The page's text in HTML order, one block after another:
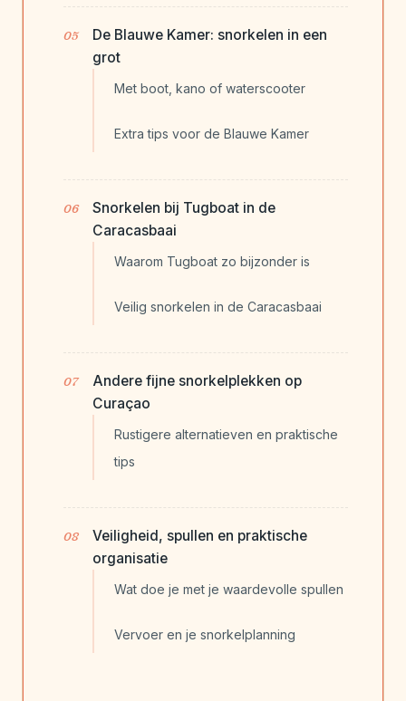
De Blauwe Kamer: snorkelen in een
grot
Met boot, kano of waterscooter
Extra tips voor de Blauwe Kamer
Snorkelen bij Tugboat in de
Caracasbaai
Waarom Tugboat zo bijzonder is
Veilig snorkelen in de Caracasbaai
Andere fijne snorkelplekken op
Curaçao
Rustigere alternatieven en praktische
tips
Veiligheid, spullen en praktische
organisatie
Wat doe je met je waardevolle spullen
Vervoer en je snorkelplanning